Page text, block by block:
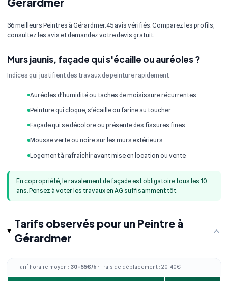
36 meilleurs Peintres à Gérardmer. 45 avis vérifiés. Comparez les profils,
consultez les avis et demandez votre devis gratuit.
Murs jaunis, façade qui s'écaille ou auréoles ?
Indices qui justifient des travaux de peinture rapidement
Auréoles d'humidité ou taches de moisissure récurrentes
Peinture qui cloque, s'écaille ou farine au toucher
Façade qui se décolore ou présente des fissures fines
Mousse verte ou noire sur les murs extérieurs
Logement à rafraîchir avant mise en location ou vente
En copropriété, le ravalement de façade est obligatoire tous les 10
ans. Pensez à voter les travaux en AG suffisamment tôt.
Tarifs observés pour un Peintre à
Gérardmer
Tarif horaire moyen : 30–55€/h · Frais de déplacement : 20-40€